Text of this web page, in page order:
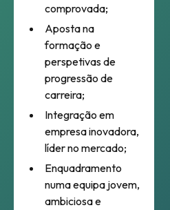
comprovada;
Aposta na
formação e
perspetivas de
progressão de
carreira;
Integração em
empresa inovadora,
líder no mercado;
Enquadramento
numa equipa jovem,
ambiciosa e